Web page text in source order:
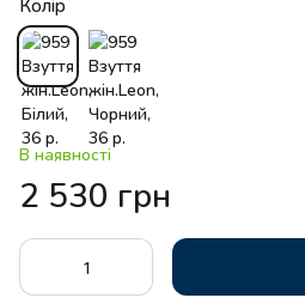
Колір
В наявності
2 530 грн